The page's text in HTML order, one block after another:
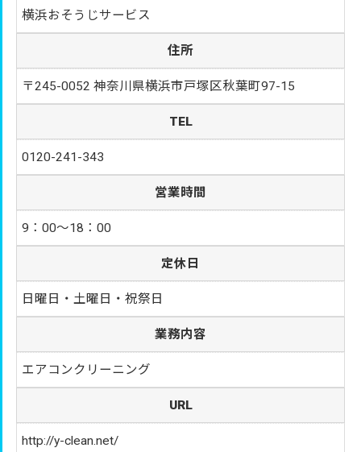
横浜おそうじサービス
住所
〒245-0052 神奈川県横浜市戸塚区秋葉町97-15
TEL
0120-241-343
営業時間
9：00～18：00
定休日
日曜日・土曜日・祝祭日
業務内容
エアコンクリーニング
URL
http://y-clean.net/